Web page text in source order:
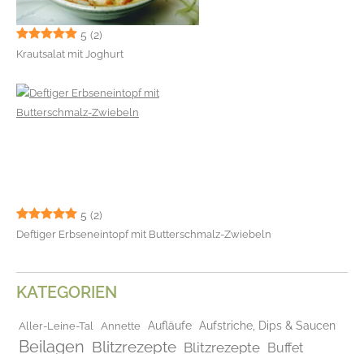
5 (2)
Krautsalat mit Joghurt
5 (2)
Deftiger Erbseneintopf mit Butterschmalz-Zwiebeln
KATEGORIEN
Aller-Leine-Tal Annette Aufläufe Aufstriche, Dips & Saucen
Beilagen Blitzrezepte Blitzrezepte Buffet